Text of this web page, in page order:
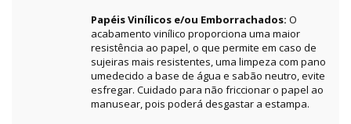
Papéis Vinílicos e/ou Emborrachados: O
acabamento vinílico proporciona uma maior
resistência ao papel, o que permite em caso de
sujeiras mais resistentes, uma limpeza com pano
umedecido a base de água e sabão neutro, evite
esfregar. Cuidado para não friccionar o papel ao
manusear, pois poderá desgastar a estampa.